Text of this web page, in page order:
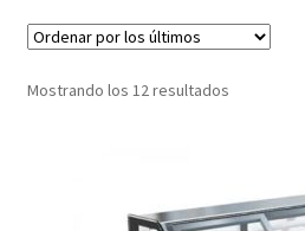
Línea Balanzas
Línea Carpintería Metálica
Mostrando los 12 resultadosOrdenado